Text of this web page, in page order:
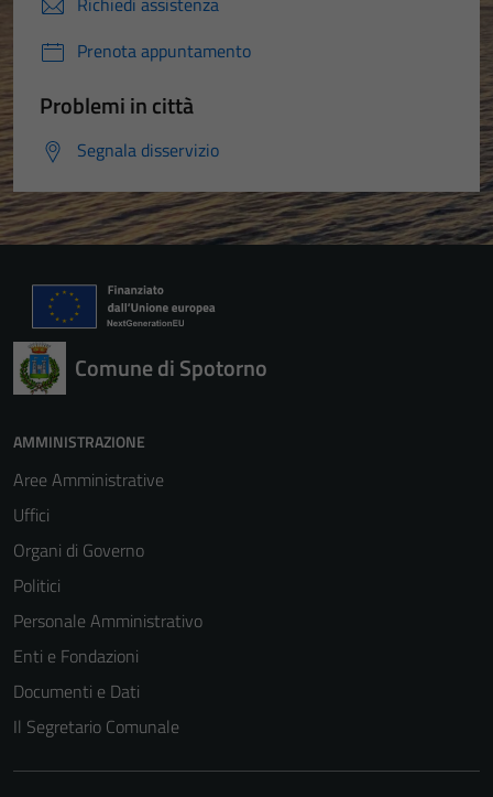
Prenota appuntamento
Problemi in città
Segnala disservizio
Comune di Spotorno
AMMINISTRAZIONE
Aree Amministrative
Uffici
Organi di Governo
Politici
Personale Amministrativo
Enti e Fondazioni
Documenti e Dati
Il Segretario Comunale